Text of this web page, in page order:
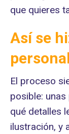
que quieres
Así se
El proceso
posible:
qué detalles
ilustración, y